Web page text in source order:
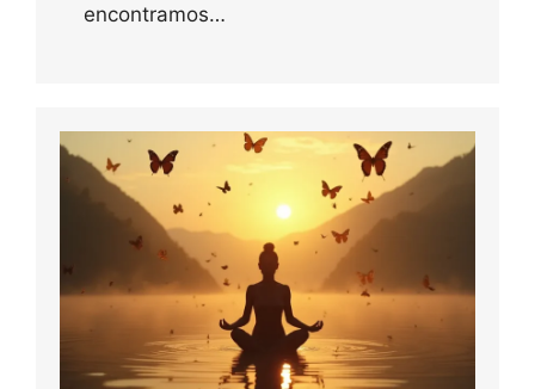
encontramos…